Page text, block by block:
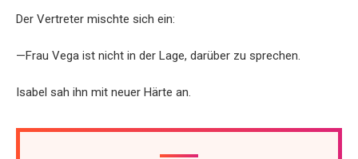
Der Vertreter mischte sich ein:
—Frau Vega ist nicht in der Lage, darüber zu sprechen.
Isabel sah ihn mit neuer Härte an.